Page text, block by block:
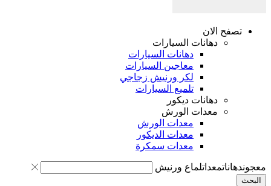
الان
دهانات السيارات
دهانات السيارات
معاجين السيارات
لكر ورنيش زجاجي
تلميع السيارات
دهانات ديكور
معدات الورش
معدات الورش
معدات الديكور
معدات سمكرة
معداتلماع ورنيش